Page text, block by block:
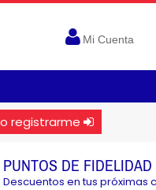
Mi Cuenta
registrarme
PUNTOS DE FIDELIDAD
Descuentos en tus próximas